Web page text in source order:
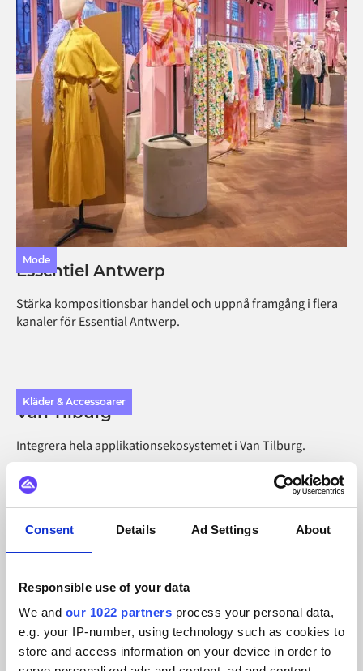
Consent Details Ad Settings About
Responsible use of your data
We and our 1022 partners process your personal data,
e.g. your IP-number, using technology such as cookies to
store and access information on your device in order to
Mode
Essentiel Antwerp
Stärka kompositionsbar handel och uppnå framgång i flera
kanaler för Essential Antwerp.
Kläder & Accessoarer
Van Tilburg
Integrera hela applikationsekosystemet i Van Tilburg.